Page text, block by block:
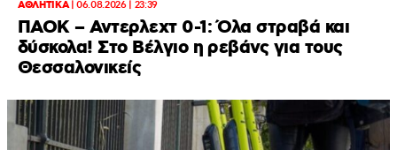
ΑΘΛΗΤΙΚΑ|06.08.2026 | 23:39
ΠΑΟΚ – Αντερλεχτ 0-1: Όλα στραβά και
δύσκολα! Στο Βέλγιο η ρεβάνς για τους
Θεσσαλονικείς